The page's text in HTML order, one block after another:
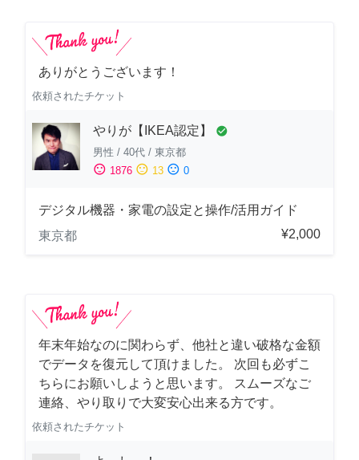
ありがとうございます！
依頼されたチケット
やりが【IKEA認定】 check_circle
男性 / 40代 / 東京都
sentiment_satisfied 1876 sentiment_neutral 13 sentiment_dissatisfied 0
デジタル機器・家電の設定と操作/活用ガイド
東京都
¥2,000
年末年始なのに関わらず、他社と違い破格な金額
でデータを復元して頂けました。 次回も必ずこ
ちらにお願いしようと思います。 スムーズなご
連絡、やり取りで大変安心出来る方です。
依頼されたチケット